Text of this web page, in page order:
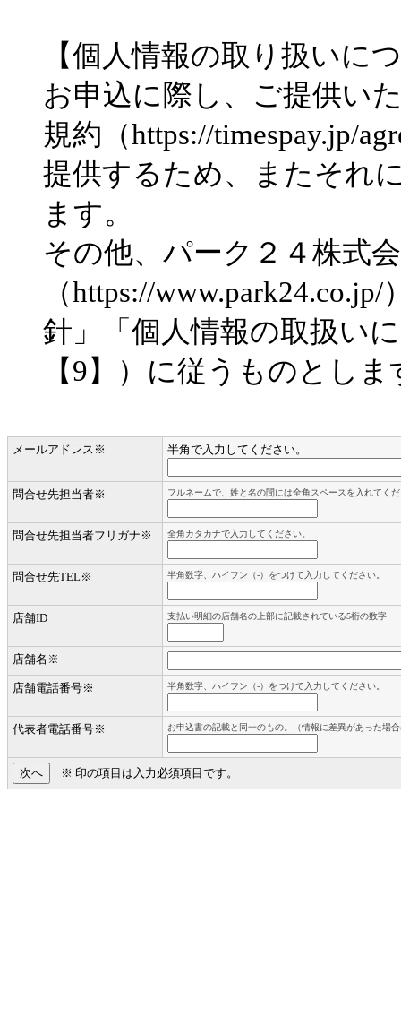
【個人情報の取り扱いに
お申込に際し、ご提供い
規約（https://timespay.jp/
提供するため、またそれ
ます。
その他、パーク２４株式
（https://
針」「個人情報の取扱い
【9】）に従うものとしま
メールアドレス ※ 半角で入力してください。
問合せ先担当者※ フルネームで、姓と名の間には全角スペースを入れてく
問合せ先担当者フリガナ ※ 全角カタカナで入力してください。
問合せ先TEL※ 半角数字、ハイフン（-）をつけて入力してください。
店舗ID 支払い明細の店舗名の上部に記載されている5桁の数字
店舗名 ※
店舗電話番号※ 半角数字、ハイフン（-）をつけて入力してください。
代表者電話番号※ お申込書の記載と同一のもの。（情報に差異があった場
※ 印の項目は入力必須項目です。